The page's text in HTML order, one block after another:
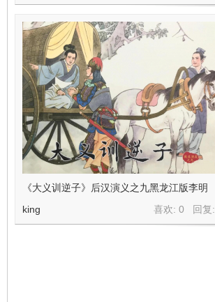
《大义训逆子》后汉演义之九黑龙江版李明
喜欢: 0 回复:
king